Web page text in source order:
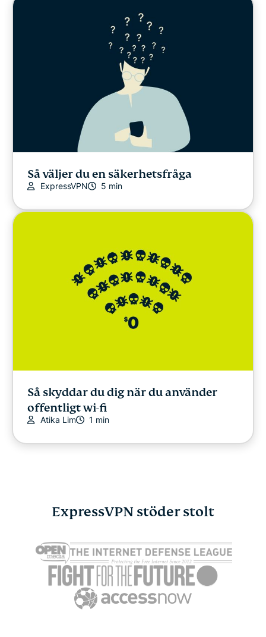
Så väljer du en säkerhetsfråga
ExpressVPN 5 min
Så skyddar du dig när du använder
offentligt wi-fi
Atika Lim 1 min
ExpressVPN stöder stolt